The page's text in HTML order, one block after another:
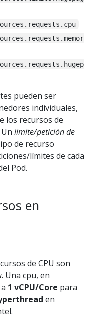
pueden ser
individuales,
los recursos de
limite/petición de
de recurso
límites de cada
Pod.
en
de CPU son
. Una cpu, en
1 vCPU/Core para
en